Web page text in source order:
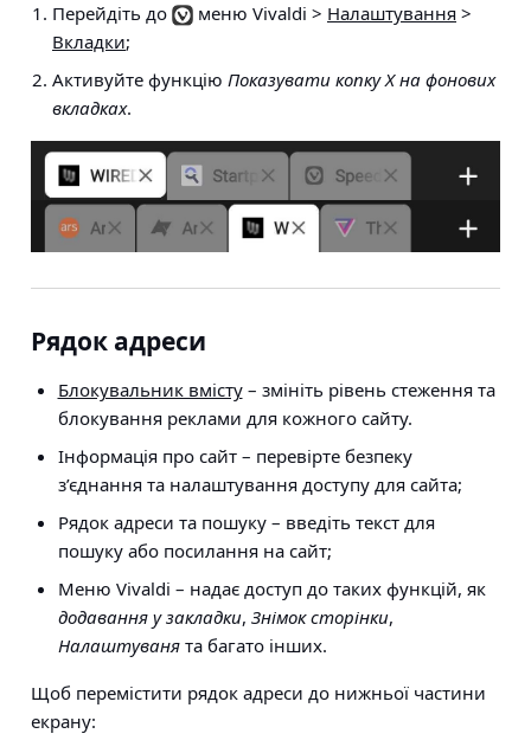
Перейдіть до
меню Vivaldi > Налаштування >
Вкладки;
Активуйте функцію Показувати копку Х на фонових
вкладках.
Рядок адреси
Блокувальник вмісту– змініть рівень стеження та
блокування реклами для кожного сайту.
Інформація про сайт– перевірте безпеку
з’єднання та налаштування доступу для сайта;
Рядок адреси та пошуку– введіть текст для
пошуку або посилання на сайт;
Меню Vivaldi – надає доступ до таких функцій, як
додавання у закладки, Знімок сторінки,
Налаштуванята багато інших.
Щоб перемістити рядок адреси до нижньої частини
екрану: